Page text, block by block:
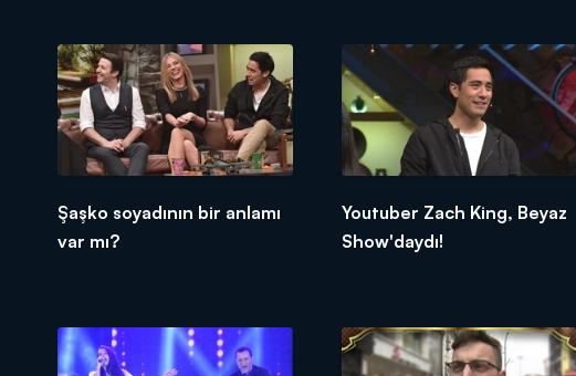
Şaşko soyadının bir anlamı
var mı?
Youtuber Zach King, Beyaz
Show'daydı!